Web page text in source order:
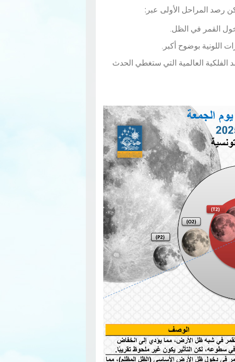
رصد المراحل الأولى عبر:
القمر في الظل.
اللونية بوضوح أكبر.
الفلكية العالمية التي ستغطي الحدث